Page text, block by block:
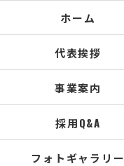
ホーム
代表挨拶
事業案内
採用Q&A
フォトギャラリー